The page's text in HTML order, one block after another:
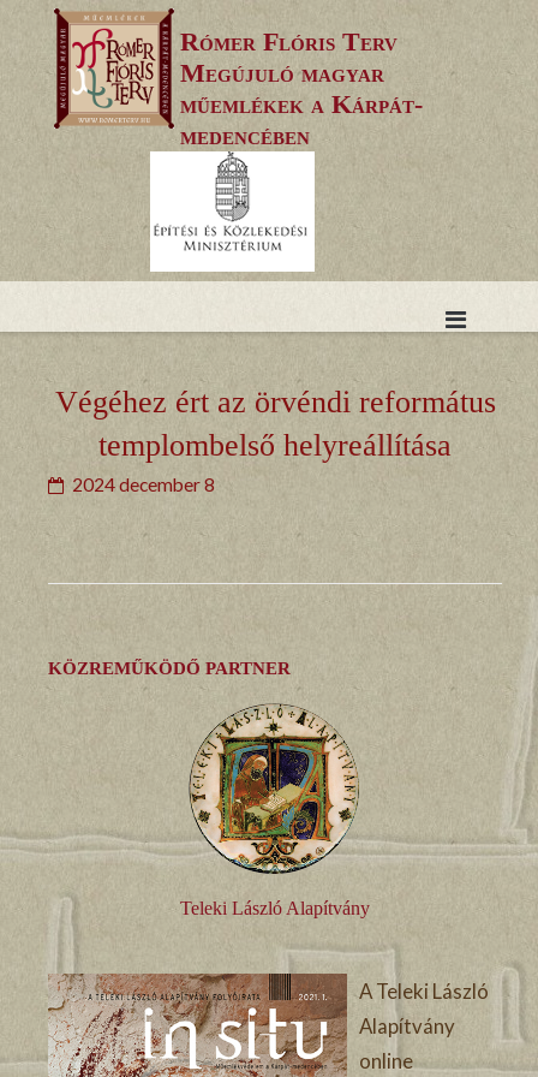
to
content
Rómer Flóris Terv
Megújuló magyar
műemlékek a Kárpát-
medencében
Végéhez ért az örvéndi református
templombelső helyreállítása
2024 december 8
KÖZREMŰKÖDŐ PARTNER
Teleki László Alapítvány
A Teleki László
Alapítvány
online